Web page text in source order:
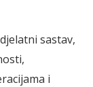
sastav,
i